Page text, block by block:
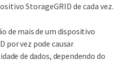
StorageGRID de cada vez.
de mais de um dispositivo
por vez pode causar
de dados, dependendo do